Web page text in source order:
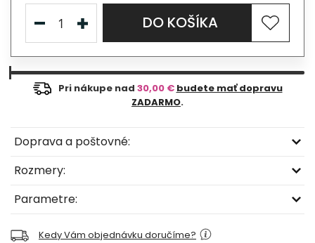
DO KOŠÍKA
Pri nákupe nad 30,00 € budete mať dopravu
ZADARMO.
Doprava a poštovné:
Rozmery:
Parametre:
Kedy Vám objednávku doručíme?